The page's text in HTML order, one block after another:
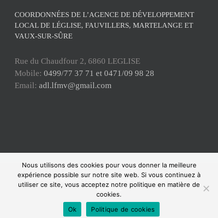
COORDONNÉES DE L’AGENCE DE DÉVELOPPEMENT
LOCAL DE LÉGLISE, FAUVILLERS, MARTELANGE ET
VAUX-SUR-SÛRE
Rue du Chaudfour 2, 6860 LEGLISE
Mobile: 0499/77 37 71 et 0471/09 98 28
Email: adl.lfmv@gmail.com
Copyright ADL Léglise-Fauvillers-Martelange-Vaux-sur-Sûre 2021 © Tous
droits réservés |
Politique de confidentialité
| Powered by
WordPress
Facebook
Nous utilisons des cookies pour vous donner la meilleure
expérience possible sur notre site web. Si vous continuez à
utiliser ce site, vous acceptez notre politique en matière de
cookies.
Ok
Politique de cookies